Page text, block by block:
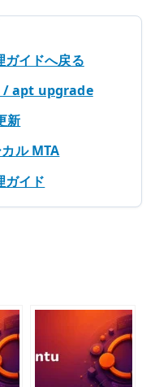
イドへ戻る
apt upgrade
新
ル MTA
イド